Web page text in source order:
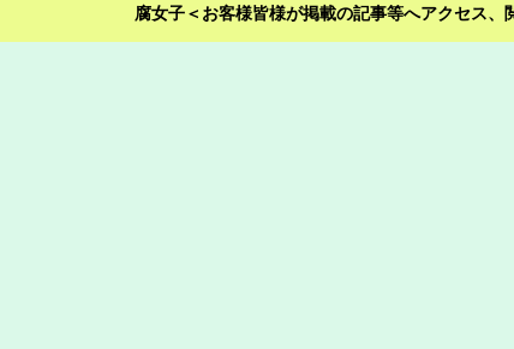
腐女子＜お客様皆様が掲載の記事等へアクセス